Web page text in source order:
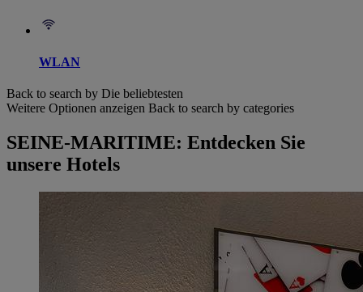
WLAN
Back to search by Die beliebtesten
Weitere Optionen anzeigen Back to search by categories
SEINE-MARITIME: Entdecken Sie
unsere Hotels